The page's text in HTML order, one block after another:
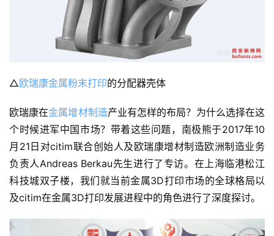
△欧瑞康金属粉末打印的分配器壳体
欧瑞康在金属增材制造产业有怎样的布局？为什么选择在这
个时候进军中国市场？带着这些问题，南极熊于2017年10
月21日对citim联合创始人及欧瑞康增材制造欧洲制造业务
负责人Andreas Berkau先生进行了专访。在上海临港松江
科技城双子楼，我们就当前金属3D打印市场的全球格局以
及citim在金属3D打印发展进程中的角色进行了深度探讨。